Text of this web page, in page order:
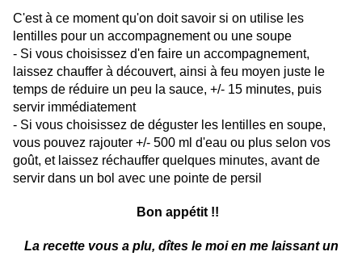
C'est à ce moment qu'on doit savoir si on utilise les
lentilles pour un accompagnement ou une soupe
- Si vous choisissez d'en faire un accompagnement,
laissez chauffer à découvert, ainsi à feu moyen juste le
temps de réduire un peu la sauce, +/- 15 minutes, puis
servir immédiatement
- Si vous choisissez de déguster les lentilles en soupe,
vous pouvez rajouter +/- 500 ml d'eau ou plus selon vos
goût, et laissez réchauffer quelques minutes, avant de
servir dans un bol avec une pointe de persil
Bon appétit !!
La recette vous a plu, dîtes le moi en me laissant un